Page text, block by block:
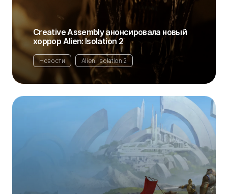
Creative Assembly анонсировала новый
хоррор Alien: Isolation 2
Новости Alien: Isolation 2